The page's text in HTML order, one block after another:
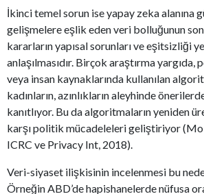
İkinci temel sorun ise yapay zeka alanına
gelişmelere eşlik eden veri bolluğunun
kararların yapısal sorunları ve eşitsizliği
anlaşılmasıdır. Birçok araştırma yargıda,
veya insan kaynaklarında kullanılan
kadınların, azınlıkların aleyhinde
kanıtlıyor. Bu da algoritmaların yeniden
karşı politik mücadeleleri geliştiriyor
ICRC ve Privacy Int, 2018).
Veri-siyaset ilişkisinin incelenmesi bu
Örneğin ABD’de hapishanelerde nüfusa